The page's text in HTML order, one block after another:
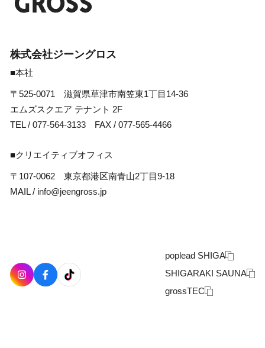
poplead SHIGA
SHIGARAKI SAUNA
grossTEC
株式会社ジーングロス
■本社
〒525-0071 滋賀県草津市南笠東1丁目14-36
エムズスクエア テナント 2F
TEL / 077-564-3133 FAX / 077-565-4466
■クリエイティブオフィス
〒107-0062 東京都港区南青山2丁目9-18
MAIL / info@jeengross.jp